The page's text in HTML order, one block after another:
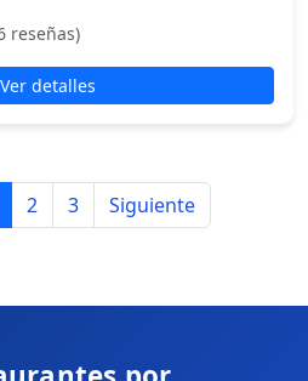
reseñas)
detalles
2 3 Siguiente